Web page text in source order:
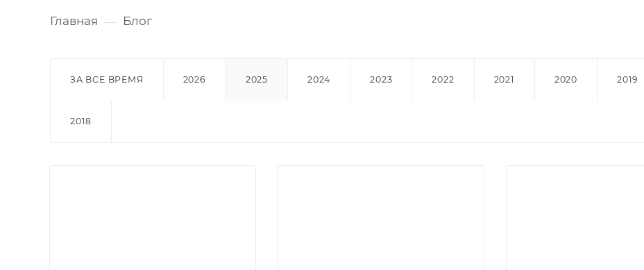
Главная — Блог
ЗА ВСЕ ВРЕМЯ 2026 2025 2024 2023 2022 2021 2020 2019
2018